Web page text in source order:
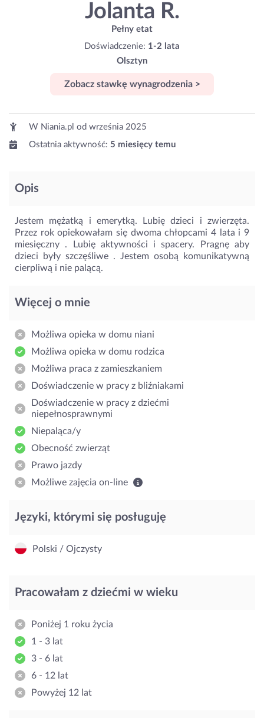
Jolanta R.
Pełny etat
Doświadczenie: 1-2 lata
Olsztyn
Zobacz stawkę wynagrodzenia >
W Niania.pl od września 2025
Ostatnia aktywność: 5 miesięcy temu
Opis
Jestem mężatką i emerytką. Lubię dzieci i zwierzęta.
Przez rok opiekowałam się dwoma chłopcami 4 lata i 9
miesięczny . Lubię aktywności i spacery. Pragnę aby
dzieci były szczęśliwe . Jestem osobą komunikatywną
cierpliwą i nie palącą.
Więcej o mnie
Możliwa opieka w domu niani
Możliwa opieka w domu rodzica
Możliwa praca z zamieszkaniem
Doświadczenie w pracy z bliźniakami
Doświadczenie w pracy z dziećmi
niepełnosprawnymi
Niepaląca/y
Obecność zwierząt
Prawo jazdy
Możliwe zajęcia on-line
Języki, którymi się posługuję
Polski / Ojczysty
Pracowałam z dziećmi w wieku
Poniżej 1 roku życia
1 - 3 lat
3 - 6 lat
6 - 12 lat
Powyżej 12 lat